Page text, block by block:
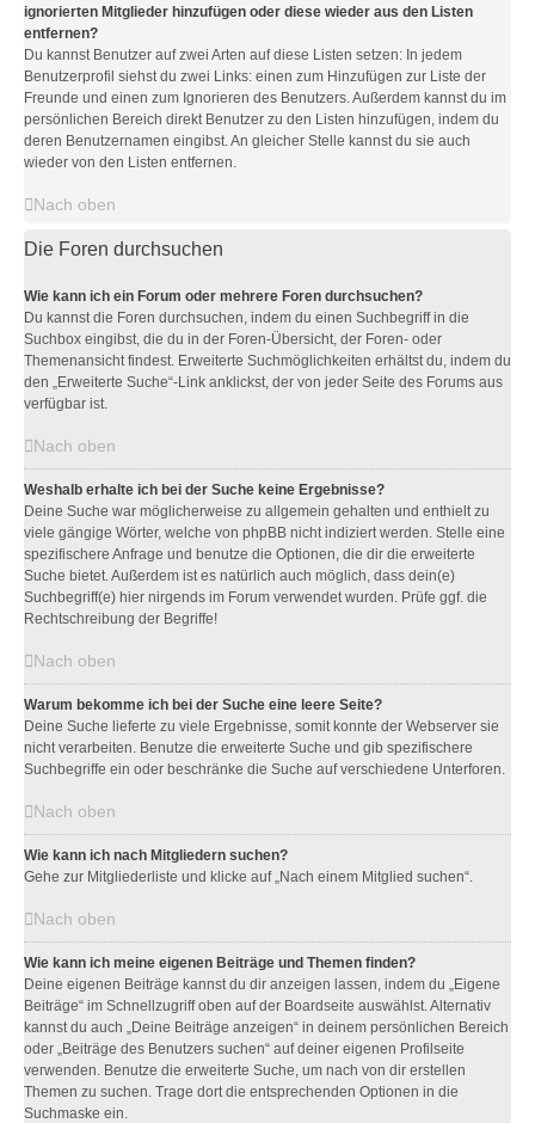
ignorierten Mitglieder hinzufügen oder diese wieder aus den Listen
entfernen?
Du kannst Benutzer auf zwei Arten auf diese Listen setzen: In jedem
Benutzerprofil siehst du zwei Links: einen zum Hinzufügen zur Liste der
Freunde und einen zum Ignorieren des Benutzers. Außerdem kannst du im
persönlichen Bereich direkt Benutzer zu den Listen hinzufügen, indem du
deren Benutzernamen eingibst. An gleicher Stelle kannst du sie auch
wieder von den Listen entfernen.
Nach oben
Die Foren durchsuchen
Wie kann ich ein Forum oder mehrere Foren durchsuchen?
Du kannst die Foren durchsuchen, indem du einen Suchbegriff in die
Suchbox eingibst, die du in der Foren-Übersicht, der Foren- oder
Themenansicht findest. Erweiterte Suchmöglichkeiten erhältst du, indem du
den „Erweiterte Suche“-Link anklickst, der von jeder Seite des Forums aus
verfügbar ist.
Nach oben
Weshalb erhalte ich bei der Suche keine Ergebnisse?
Deine Suche war möglicherweise zu allgemein gehalten und enthielt zu
viele gängige Wörter, welche von phpBB nicht indiziert werden. Stelle eine
spezifischere Anfrage und benutze die Optionen, die dir die erweiterte
Suche bietet. Außerdem ist es natürlich auch möglich, dass dein(e)
Suchbegriff(e) hier nirgends im Forum verwendet wurden. Prüfe ggf. die
Rechtschreibung der Begriffe!
Nach oben
Warum bekomme ich bei der Suche eine leere Seite?
Deine Suche lieferte zu viele Ergebnisse, somit konnte der Webserver sie
nicht verarbeiten. Benutze die erweiterte Suche und gib spezifischere
Suchbegriffe ein oder beschränke die Suche auf verschiedene Unterforen.
Nach oben
Wie kann ich nach Mitgliedern suchen?
Gehe zur Mitgliederliste und klicke auf „Nach einem Mitglied suchen“.
Nach oben
Wie kann ich meine eigenen Beiträge und Themen finden?
Deine eigenen Beiträge kannst du dir anzeigen lassen, indem du „Eigene
Beiträge“ im Schnellzugriff oben auf der Boardseite auswählst. Alternativ
kannst du auch „Deine Beiträge anzeigen“ in deinem persönlichen Bereich
oder „Beiträge des Benutzers suchen“ auf deiner eigenen Profilseite
verwenden. Benutze die erweiterte Suche, um nach von dir erstellen
Themen zu suchen. Trage dort die entsprechenden Optionen in die
Suchmaske ein.